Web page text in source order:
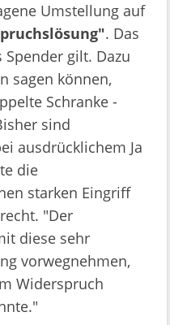
Umstellung auf
. Das
gilt. Dazu
sagen können,
Schranke -
sind
ausdrücklichem Ja
die
starken Eingriff
"Der
diese sehr
vorwegnehmen,
Widerspruch